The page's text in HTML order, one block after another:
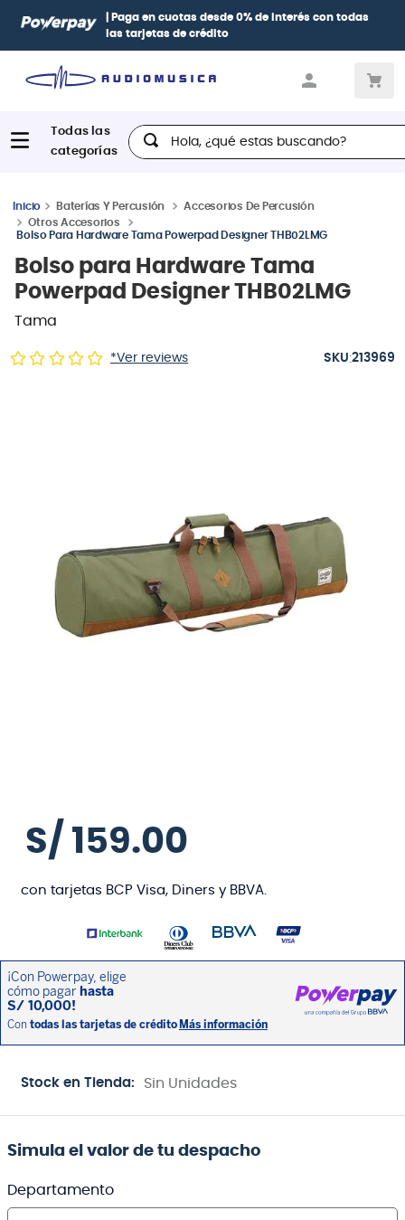
| Paga en cuotas desde 0% de interés con todas
las tarjetas de crédito
Hola, ¿qué estas buscando?
Baterías Y Percusión
Accesorios De Percusión
Otros Accesorios
Bolso Para Hardware Tama Powerpad Designer THB02LMG
Bolso para Hardware Tama
Powerpad Designer THB02LMG
Tama
*Ver reviews :213969
S/ 159.00
con tarjetas BCP Visa, Diners y BBVA.
Stock en Tienda: Sin Unidades
Simula el valor de tu despacho
Departamento